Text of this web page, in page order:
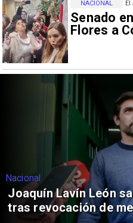
El
Senado
Flores a
NACIONAL
Nacional
Joaquín Lavín León
tras revocación de